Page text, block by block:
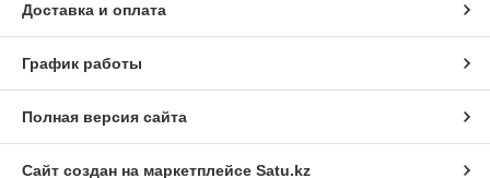
Доставка и оплата
График работы
Полная версия сайта
Сайт создан на маркетплейсе Satu.kz